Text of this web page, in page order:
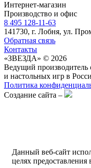
Интернет-магазин
Производство и офис
8 495 128-11-63
141730, г. Лобня, ул.
Обратная связь
Контакты
«ЗВЕЗДА» © 2026
Ведущий
и настольных игр в
Политика
Создание сайта –
Данный веб-сайт
целях